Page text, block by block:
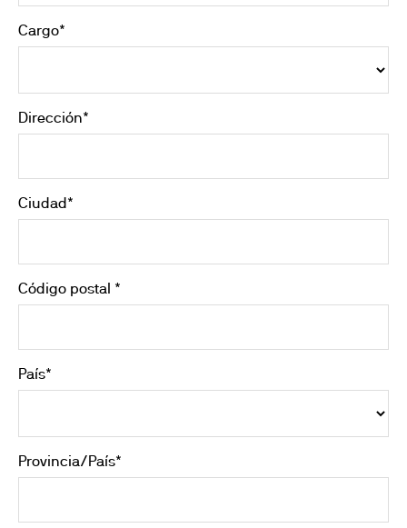
Cargo*
Dirección*
Ciudad*
Código postal *
País*
Provincia/País*